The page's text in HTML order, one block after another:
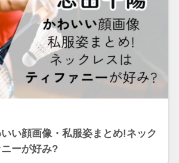
い顔画像・私服姿まとめ!ネック
ーが好み?